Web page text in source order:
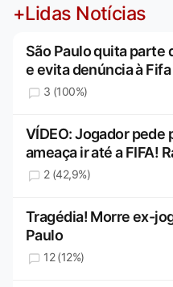
+Lidas Notícias
São Paulo quita parte
e evita denúncia à Fifa
3 (100%)
VÍDEO: Jogador pede
ameaça ir até a FIFA!
2 (42,9%)
Tragédia! Morre ex-
Paulo
12 (12%)